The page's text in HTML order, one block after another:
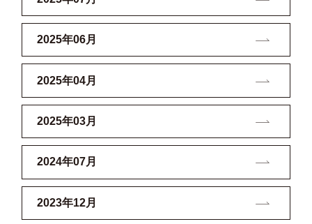
2025年06月
2025年04月
2025年03月
2024年07月
2023年12月